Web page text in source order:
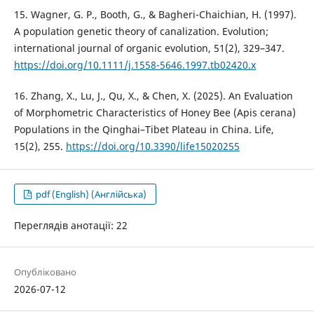
15. Wagner, G. P., Booth, G., & Bagheri-Chaichian, H. (1997).
A population genetic theory of canalization. Evolution;
international journal of organic evolution, 51(2), 329–347.
https://doi.org/10.1111/j.1558-5646.1997.tb02420.x
16. Zhang, X., Lu, J., Qu, X., & Chen, X. (2025). An Evaluation
of Morphometric Characteristics of Honey Bee (Apis cerana)
Populations in the Qinghai–Tibet Plateau in China. Life,
15(2), 255. https://doi.org/10.3390/life15020255
pdf (English) (Англійська)
Переглядів анотації: 22
Опубліковано
2026-07-12